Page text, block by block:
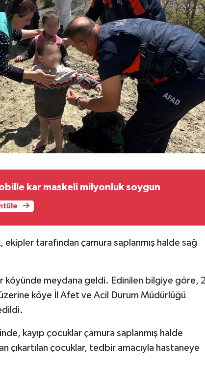
kar maskeli milyonluk soygun
tarafından çamura saplanmış halde sağ
köyünde meydana geldi. Edinilen bilgiye göre,
köye İl Afet ve Acil Durum Müdürlüğü
kayıp çocuklar çamura saplanmış halde
çıkartılan çocuklar, tedbir amacıyla hastaneye